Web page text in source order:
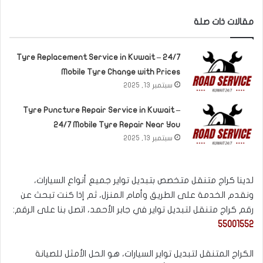
مقالات ذات صلة
Tyre Replacement Service in Kuwait – 24/7
Mobile Tyre Change with Prices
سبتمبر 13, 2025
Tyre Puncture Repair Service in Kuwait –
24/7 Mobile Tyre Repair Near You
سبتمبر 13, 2025
لدينا كراج متنقل متخصص بتبديل تواير جميع أنواع السيارات،
ونقدم الخدمة على الطريق وأمام المنزل، ثم إذا كنت تبحث عن
رقم كراج متنقل لتبديل تواير في جابر الأحمد، اتصل بنا على الرقم:
55001552
الكراج المتنقل لتبديل تواير السيارات، هو الحل الأمثل للصيانة